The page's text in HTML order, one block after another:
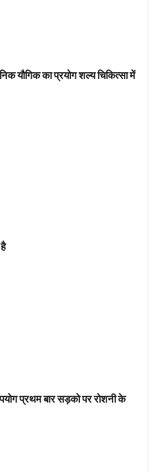
यौगिक का प्रयोग शल्य चिकित्सा में
प्रथम बार सड़को पर रोशनी के